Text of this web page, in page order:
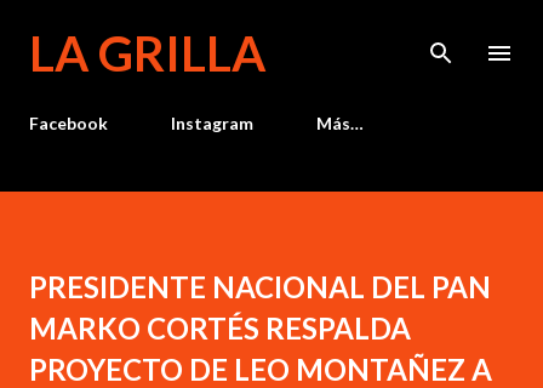
LA GRILLA
Facebook Instagram Más…
PRESIDENTE NACIONAL DEL PAN
MARKO CORTÉS RESPALDA
PROYECTO DE LEO MONTAÑEZ A